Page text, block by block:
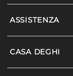
Accedi/Registrati
ASSISTENZA
Supporto
CASA DEGHI